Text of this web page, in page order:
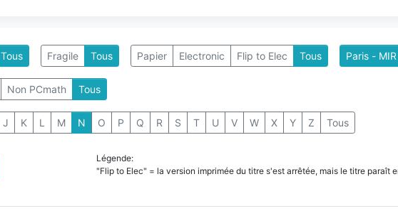
Tous Fragile Tous Papier Electronic Flip to Elec Tous Paris -
Non PCmath Tous
J K L M N O P Q R S T U V W X Y Z Tous
Légende:
"Flip to Elec" = la version imprimée du titre s'est arrêtée, mais le titre paraît